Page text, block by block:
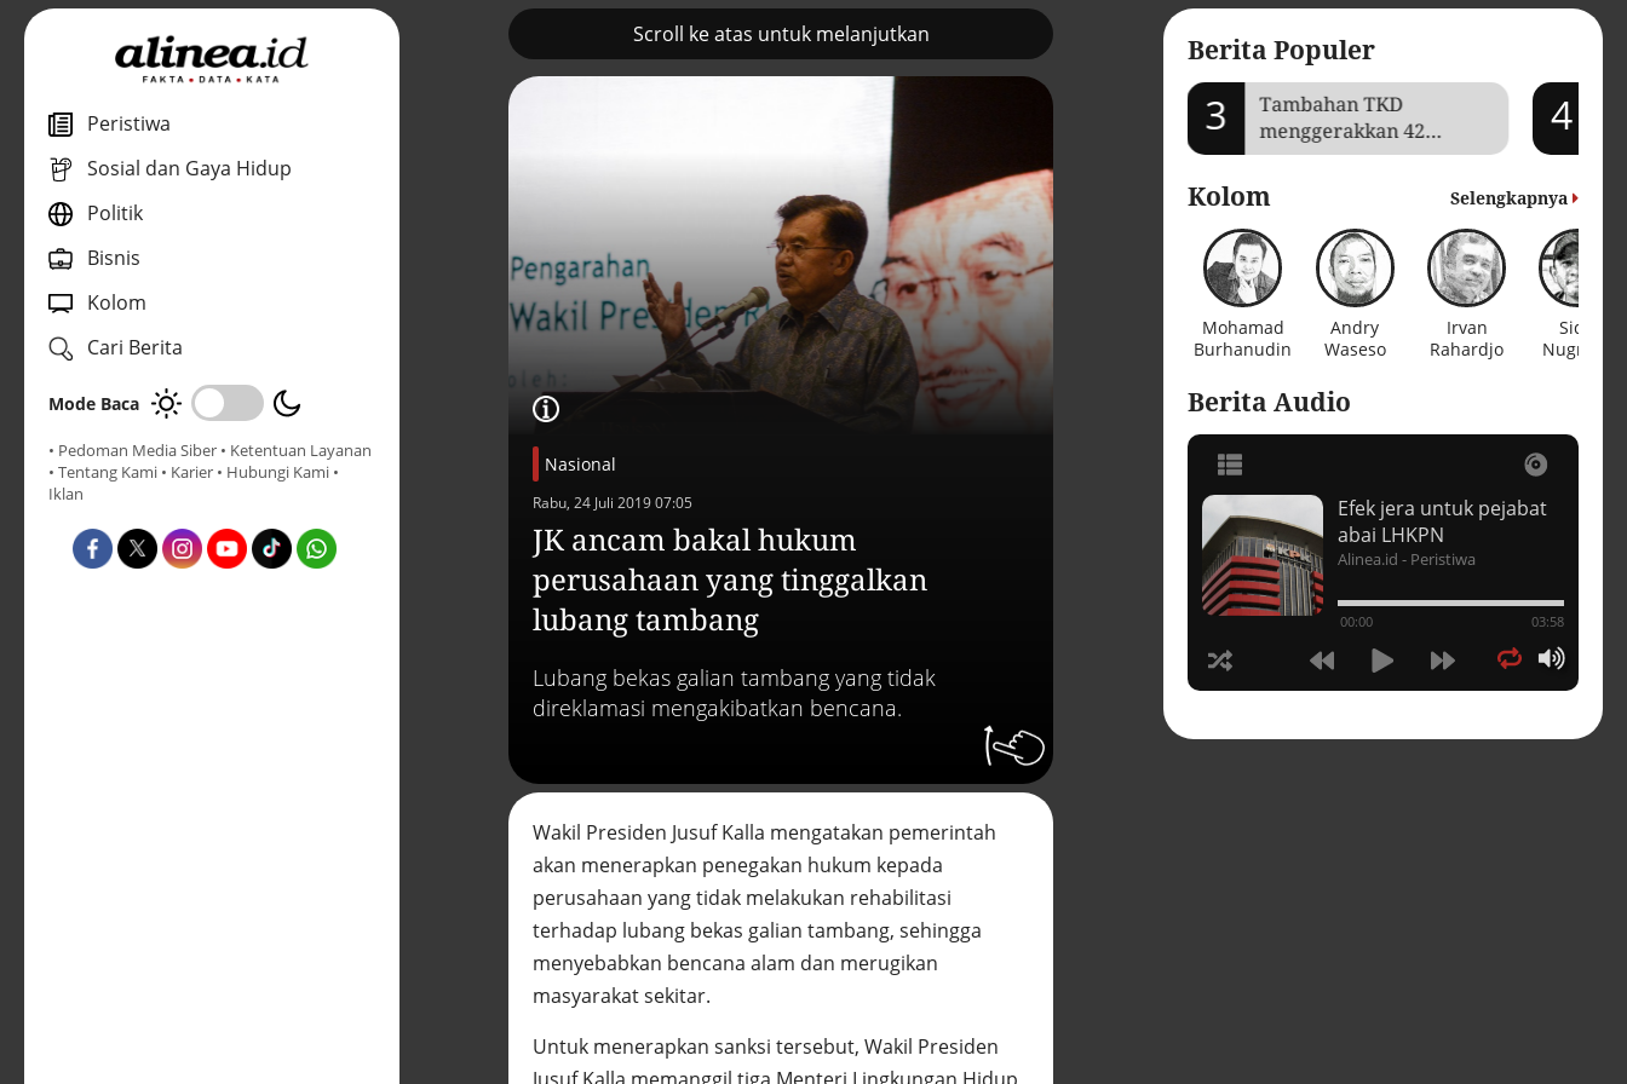
Peristiwa
Sosial dan Gaya Hidup
Politik
Bisnis
Kolom
Cari Berita
Mode Baca
• Pedoman Media Siber • Ketentuan Layanan
• Tentang Kami • Karier • Hubungi Kami •
Iklan
Scroll ke atas untuk melanjutkan
Nasional
Rabu, 24 Juli 2019 07:05
JK ancam bakal hukum
perusahaan yang tinggalkan
lubang tambang
Lubang bekas galian tambang yang tidak
direklamasi mengakibatkan bencana.
Wakil Presiden Jusuf Kalla mengatakan pemerintah
akan menerapkan penegakan hukum kepada
perusahaan yang tidak melakukan rehabilitasi
terhadap lubang bekas galian tambang, sehingga
menyebabkan bencana alam dan merugikan
masyarakat sekitar.
Untuk menerapkan sanksi tersebut, Wakil Presiden
Jusuf Kalla memanggil tiga Menteri Lingkungan Hidup
Berita Populer
Pemulihan ekonomi Aceh
3
Tambahan TKD
menggerakkan 42
kegiatan di
4
Kolom Selengkapnya
Mohamad
Burhanudin
Andry
Waseso
Irvan
Rahardjo
Sidik
Nugroho
Berita Audio
Vatikan, ada prediksi tahun
Kiamat
Akar persoalan
berulangnya kekerasan
terhadap PMI di Malaysia
Alinea.id - Peristiwa
DPR minta penerbitan
sertifikat pagar laut
diproses hukum
Alinea.id - Peristiwa
2029?
Alinea.id - Politik
Efek jera untuk pejabat
abai LHKPN
Alinea.id - Peristiwa
00:00 03:58